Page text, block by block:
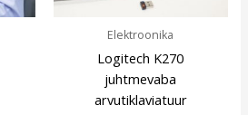
Elektroonika
Logitech K270
juhtmevaba
arvutiklaviatuur